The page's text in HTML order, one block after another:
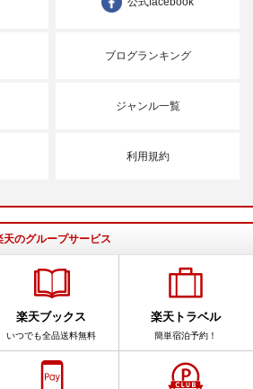
ブログランキング
ジャンル一覧
利用規約
天のグループサービス
楽天ブックス
いつでも全品送料無料
楽天トラベル
簡単宿泊予約！